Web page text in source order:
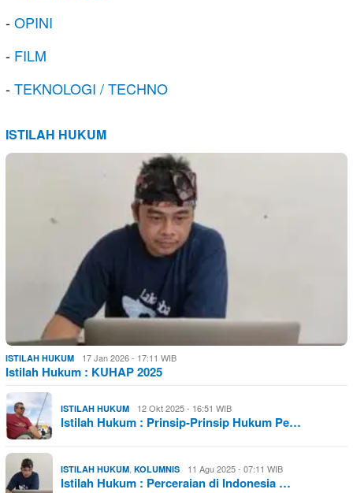
-OPINI
- FILM
-TEKNOLOGI / TECHNO
ISTILAH HUKUM
ISTILAH HUKUM 17 Jan 2026 - 17:11 WIB
Istilah Hukum : KUHAP 2025
ISTILAH HUKUM 12 Okt 2025 - 16:51 WIB
Istilah Hukum : Prinsip-Prinsip Hukum Pe…
ISTILAH HUKUM, KOLUMNIS 11 Agu 2025 - 07:11 WIB
Istilah Hukum : Perceraian di Indonesia …